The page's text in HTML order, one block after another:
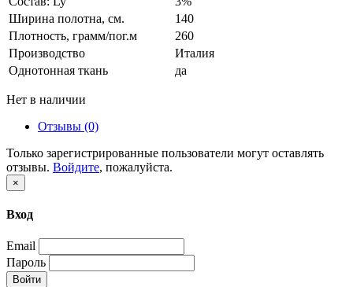
Ширина полотна, см.
140
Плотность, грамм/пог.м
260
Производство
Италия
Однотонная ткань
да
Нет в наличии
Отзывы (0)
Только зарегистрированные пользователи могут оставлять
отзывы. Войдите, пожалуйста.
×
Вход
Email
Пароль
Войти